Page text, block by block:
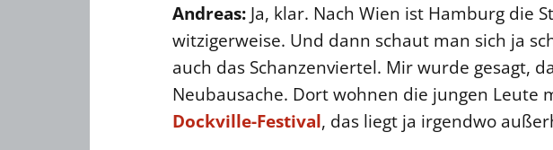
Andreas: Ja, klar. Nach Wien ist Hamburg die
witzigerweise. Und dann schaut man sich ja
auch das Schanzenviertel. Mir wurde gesagt,
Neubausache. Dort wohnen die jungen Leute
Dockville-Festival, das liegt ja irgendwo